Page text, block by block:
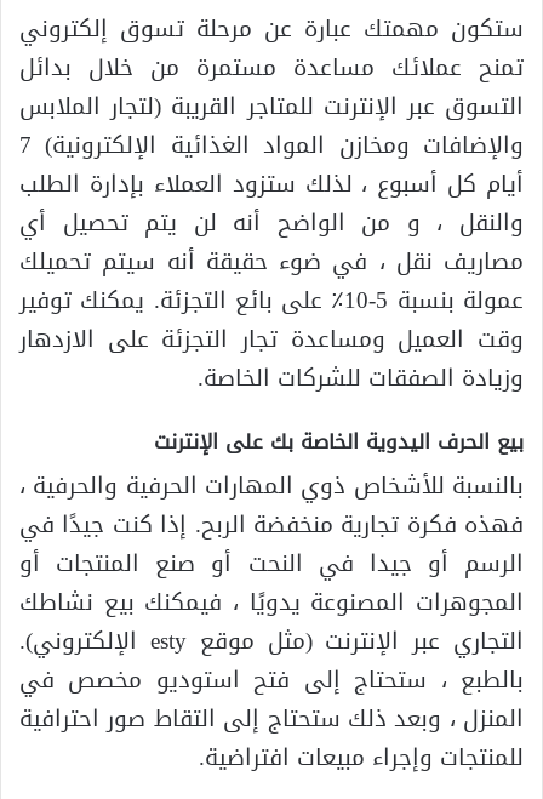
ستكون مهمتك عبارة عن مرحلة تسوق إلكتروني
تمنح عملائك مساعدة مستمرة من خلال بدائل
التسوق عبر الإنترنت للمتاجر القريبة (لتجار الملابس
والإضافات ومخازن المواد الغذائية الإلكترونية) 7
أيام كل أسبوع ، لذلك ستزود العملاء بإدارة الطلب
والنقل ، و من الواضح أنه لن يتم تحصيل أي
مصاريف نقل ، في ضوء حقيقة أنه سيتم تحميلك
عمولة بنسبة 5-10٪ على بائع التجزئة. يمكنك توفير
وقت العميل ومساعدة تجار التجزئة على الازدهار
وزيادة الصفقات للشركات الخاصة.
بيع الحرف اليدوية الخاصة بك على الإنترنت
بالنسبة للأشخاص ذوي المهارات الحرفية والحرفية ،
فهذه فكرة تجارية منخفضة الربح. إذا كنت جيدًا في
الرسم أو جيدا في النحت أو صنع المنتجات أو
المجوهرات المصنوعة يدويًا ، فيمكنك بيع نشاطك
التجاري عبر الإنترنت (مثل موقع esty الإلكتروني).
بالطبع ، ستحتاج إلى فتح استوديو مخصص في
المنزل ، وبعد ذلك ستحتاج إلى التقاط صور احترافية
للمنتجات وإجراء مبيعات افتراضية.